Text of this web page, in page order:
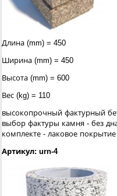
Длина (mm) = 450
Ширина (mm) = 450
Высота (mm) = 600
Вес (kg) = 110
высокопрочный фактурный
выбор фактуры камня - без
комплекте - лаковое
Артикул: urn-4